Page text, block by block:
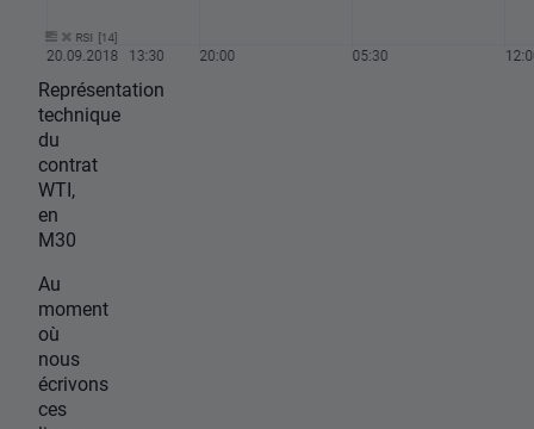
Représentation
technique
du
contrat
WTI,
en
M30
Au
moment
où
nous
écrivons
ces